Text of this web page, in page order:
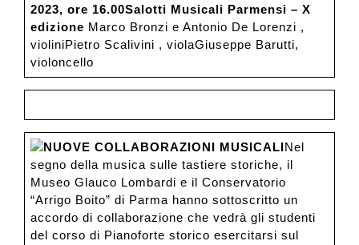
2023, ore 16.00Salotti Musicali Parmensi – X
edizione Marco Bronzi e Antonio De Lorenzi ,
violiniPietro Scalivini , violaGiuseppe Barutti,
violoncello
NUOVE COLLABORAZIONI MUSICALINel
segno della musica sulle tastiere storiche, il
Museo Glauco Lombardi e il Conservatorio
“Arrigo Boito” di Parma hanno sottoscritto un
accordo di collaborazione che vedrà gli studenti
del corso di Pianoforte storico esercitarsi sul